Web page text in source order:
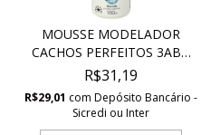
MOUSSE MODELADOR
CACHOS PERFEITOS 3ABC
V...
R$31,19
R$29,01 com Depósito Bancário -
Sicredi ou Inter